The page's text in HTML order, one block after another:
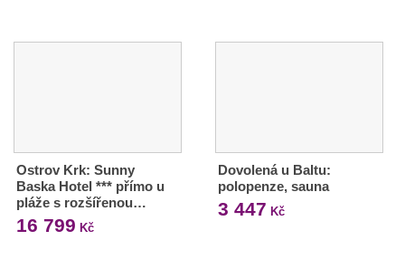
Ostrov Krk: Sunny
Baska Hotel *** přímo u
pláže s rozšířenou…
16 799 Kč
Dovolená u Baltu:
polopenze, sauna
3 447 Kč